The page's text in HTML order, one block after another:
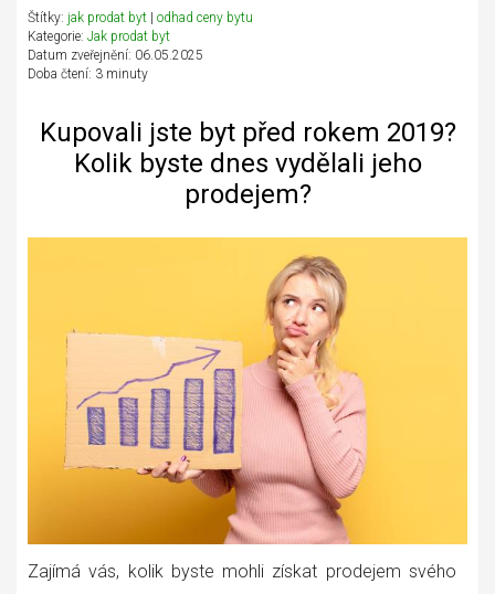
Štítky: jak prodat byt | odhad ceny bytu
Kategorie: Jak prodat byt
Datum zveřejnění: 06.05.2025
Doba čtení: 3 minuty
Kupovali jste byt před rokem 2019?
Kolik byste dnes vydělali jeho
prodejem?
Zajímá vás, kolik byste mohli získat prodejem svého